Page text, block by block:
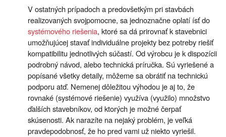
V ostatných prípadoch a predovšetkým pri stavbách
realizovaných svojpomocne, sa jednoznačne oplatí ísť do
systémového riešenia, ktoré sa dá prirovnať k stavebnici
umožňujúcej stavať individuálne projekty bez potreby riešiť
kompatibilitu jednotlivých súčastí. Od výrobcu je k dispozícii
podrobný návod, alebo technická príručka. Sú vyriešené a
popísané všetky detaily, môžeme sa obrátiť na technickú
podporu atď. Nemenej dôležitou výhodou je aj to, že
rovnaké (systémové riešenie) využíva (využilo) množstvo
ďalších stavebníkov, od ktorých je možné čerpať
skúsenosti. Ak narazíte na nejaký problém, je veľká
pravdepodobnosť, že ho pred vami už niekto vyriešil.